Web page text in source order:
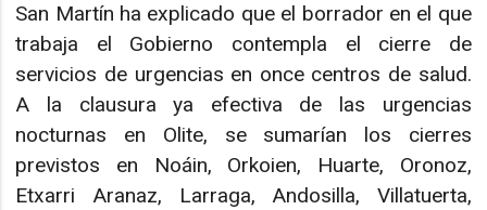
San Martín ha explicado que el borrador en el que
trabaja el Gobierno contempla el cierre de
servicios de urgencias en once centros de salud.
A la clausura ya efectiva de las urgencias
nocturnas en Olite, se sumarían los cierres
previstos en Noáin, Orkoien, Huarte, Oronoz,
Etxarri Aranaz, Larraga, Andosilla, Villatuerta,